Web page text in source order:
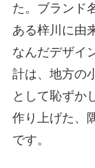
た。ブランド
ある梓川に由
なんだデザイ
計は、地方の
として恥ずか
作り上げた、
です。